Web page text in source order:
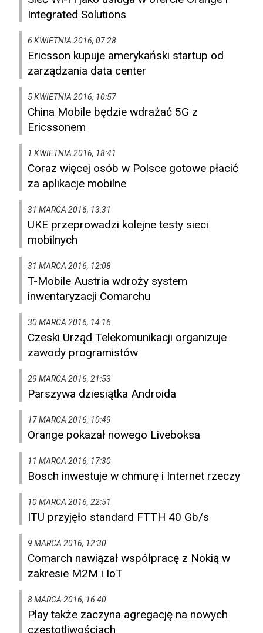
Integrated Solutions
6 KWIETNIA 2016, 07:28
Ericsson kupuje amerykański startup od
zarządzania data center
5 KWIETNIA 2016, 10:57
China Mobile będzie wdrażać 5G z
Ericssonem
1 KWIETNIA 2016, 18:41
Coraz więcej osób w Polsce gotowe płacić
za aplikacje mobilne
31 MARCA 2016, 13:31
UKE przeprowadzi kolejne testy sieci
mobilnych
31 MARCA 2016, 12:08
T-Mobile Austria wdroży system
inwentaryzacji Comarchu
30 MARCA 2016, 14:16
Czeski Urząd Telekomunikacji organizuje
zawody programistów
29 MARCA 2016, 21:53
Parszywa dziesiątka Androida
17 MARCA 2016, 10:49
Orange pokazał nowego Liveboksa
11 MARCA 2016, 17:30
Bosch inwestuje w chmurę i Internet rzeczy
10 MARCA 2016, 22:51
ITU przyjęło standard FTTH 40 Gb/s
9 MARCA 2016, 12:30
Comarch nawiązał współpracę z Nokią w
zakresie M2M i IoT
8 MARCA 2016, 16:40
Play także zaczyna agregację na nowych
częstotliwościach